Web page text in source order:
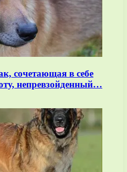
сочетающая в себе
непревзойденный…